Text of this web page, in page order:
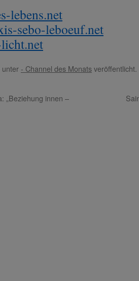
lebens.net
sebo-leboeuf.net
unter - Channel des Monats
„Beziehung innen –